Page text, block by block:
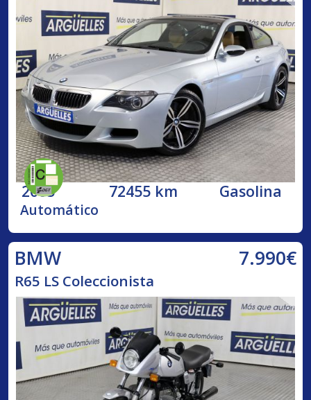
2005 72455 km Gasolina
Automático
BMW 7.990€
R65 LS Coleccionista